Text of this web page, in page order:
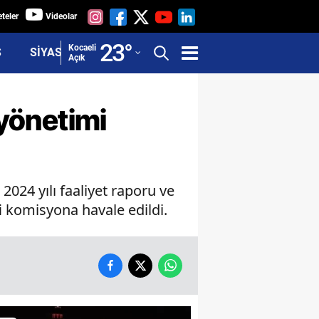
Videolar
SİYASETKocaeli
Açık
23°
Adana
Adıyaman
Ağrı
Ankara
Antalya
Aydın
Balıkesir
yılı faaliyet raporu ve
havale edildi.